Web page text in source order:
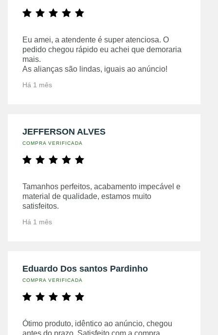
Eu amei, a atendente é super atenciosa. O
pedido chegou rápido eu achei que demoraria
mais.
As alianças são lindas, iguais ao anúncio!
Há 1 mês
JEFFERSON ALVES
COMPRA VERIFICADA
Tamanhos perfeitos, acabamento impecável e
material de qualidade, estamos muito
satisfeitos.
Há 1 mês
Eduardo Dos santos Pardinho
COMPRA VERIFICADA
Ótimo produto, idêntico ao anúncio, chegou